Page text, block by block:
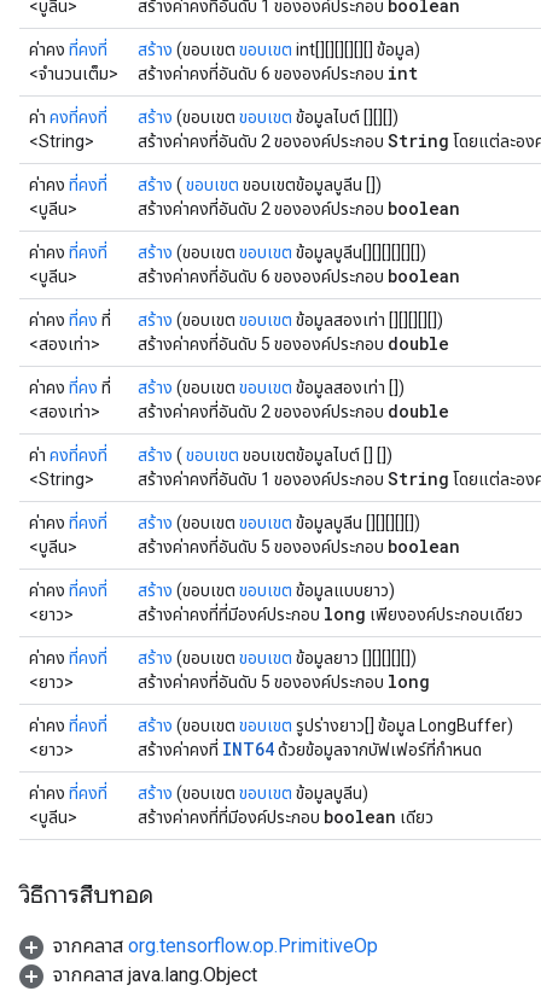
<บูลีน>
สร้างค่าคงที่อันดับ 1 ขององค์ประกอบ boolean
ค่าคง ที่คงที่
<จำนวนเต็ม>
สร้าง (ขอบเขต ขอบเขต int[][][][][][] ข้อมูล)
สร้างค่าคงที่อันดับ 6 ขององค์ประกอบ int
ค่า คงที่คงที่
<String>
สร้าง (ขอบเขต ขอบเขต ข้อมูลไบต์ [][][])
สร้างค่าคงที่อันดับ 2 ขององค์ประกอบ String โดยแต่ละอง
ค่าคง ที่คงที่
<บูลีน>
สร้าง ( ขอบเขต ขอบเขตข้อมูลบูลีน [])
สร้างค่าคงที่อันดับ 2 ขององค์ประกอบ boolean
ค่าคง ที่คงที่
<บูลีน>
สร้าง (ขอบเขต ขอบเขต ข้อมูลบูลีน[][][][][][])
สร้างค่าคงที่อันดับ 6 ขององค์ประกอบ boolean
ค่าคง ที่คง ที่
<สองเท่า>
สร้าง (ขอบเขต ขอบเขต ข้อมูลสองเท่า [][][][][])
สร้างค่าคงที่อันดับ 5 ขององค์ประกอบ double
ค่าคง ที่คง ที่
<สองเท่า>
สร้าง (ขอบเขต ขอบเขต ข้อมูลสองเท่า [])
สร้างค่าคงที่อันดับ 2 ขององค์ประกอบ double
ค่า คงที่คงที่
<String>
สร้าง ( ขอบเขต ขอบเขตข้อมูลไบต์ [] [])
สร้างค่าคงที่อันดับ 1 ขององค์ประกอบ String โดยแต่ละอง
ค่าคง ที่คงที่
<บูลีน>
สร้าง (ขอบเขต ขอบเขต ข้อมูลบูลีน [][][][][])
สร้างค่าคงที่อันดับ 5 ขององค์ประกอบ boolean
ค่าคง ที่คงที่
<ยาว>
สร้าง (ขอบเขต ขอบเขต ข้อมูลแบบยาว)
สร้างค่าคงที่ที่มีองค์ประกอบ long เพียงองค์ประกอบเดียว
ค่าคง ที่คงที่
<ยาว>
สร้าง (ขอบเขต ขอบเขต ข้อมูลยาว [][][][][])
สร้างค่าคงที่อันดับ 5 ขององค์ประกอบ long
ค่าคง ที่คงที่
<ยาว>
สร้าง (ขอบเขต ขอบเขต รูปร่างยาว[] ข้อมูล LongBuffer)
สร้างค่าคงที่ INT64ด้วยข้อมูลจากบัฟเฟอร์ที่กำหนด
ค่าคง ที่คงที่
<บูลีน>
สร้าง (ขอบเขต ขอบเขต ข้อมูลบูลีน)
สร้างค่าคงที่ที่มีองค์ประกอบ boolean เดียว
วิธีการสืบทอด
จากคลาส org.tensorflow.op.PrimitiveOp
จากคลาส java.lang.Object